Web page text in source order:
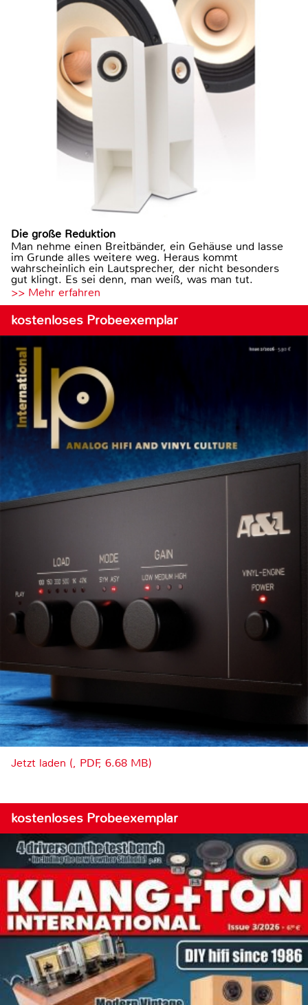
Die große Reduktion
Man nehme einen Breitbänder, ein Gehäuse und lasse
im Grunde alles weitere weg. Heraus kommt
wahrscheinlich ein Lautsprecher, der nicht besonders
gut klingt. Es sei denn, man weiß, was man tut.
>> Mehr erfahren
kostenloses Probeexemplar
Jetzt laden (, PDF, 6.68 MB)
kostenloses Probeexemplar